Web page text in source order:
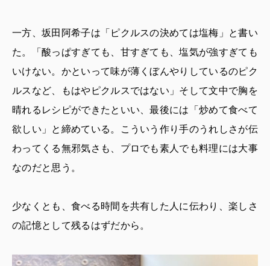
一方、坂田阿希子は「ピクルスの決めては塩梅」と書い
た。「酸っぱすぎても、甘すぎても、塩気が強すぎても
いけない。かといって味が薄くぼんやりしているのピク
ルスなど、もはやピクルスではない」そして文中で胸を
晴れるレシピができたといい、最後には「炒めて食べて
欲しい」と締めている。こういう作り手のうれしさが伝
わってくる無邪気さも、プロでも素人でも料理には大事
なのだと思う。
少なくとも、食べる時間を共有した人に伝わり、楽しさ
の記憶として残るはずだから。